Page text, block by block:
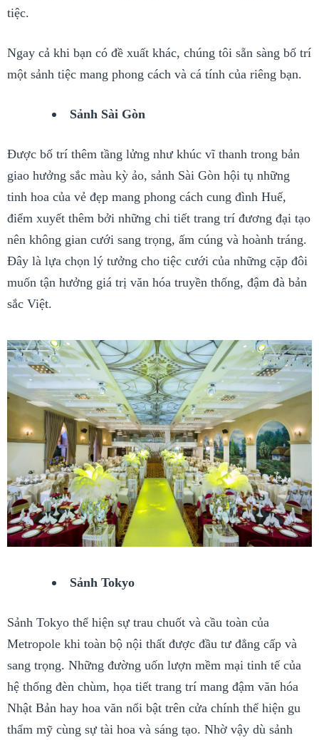
tiệc.
Ngay cả khi bạn có đề xuất khác, chúng tôi sẵn sàng bố trí
một sảnh tiệc mang phong cách và cá tính của riêng bạn.
Sảnh Sài Gòn
Được bố trí thêm tầng lửng như khúc vĩ thanh trong bản
giao hưởng sắc màu kỳ ảo, sảnh Sài Gòn hội tụ những
tinh hoa của vẻ đẹp mang phong cách cung đình Huế,
điểm xuyết thêm bởi những chi tiết trang trí đương đại tạo
nên không gian cưới sang trọng, ấm cúng và hoành tráng.
Đây là lựa chọn lý tưởng cho tiệc cưới của những cặp đôi
muốn tận hưởng giá trị văn hóa truyền thống, đậm đà bản
sắc Việt.
Sảnh Tokyo
Sảnh Tokyo thể hiện sự trau chuốt và cầu toàn của
Metropole khi toàn bộ nội thất được đầu tư đẳng cấp và
sang trọng. Những đường uốn lượn mềm mại tinh tế của
hệ thống đèn chùm, họa tiết trang trí mang đậm văn hóa
Nhật Bản hay hoa văn nổi bật trên cửa chính thể hiện gu
thẩm mỹ cùng sự tài hoa và sáng tạo. Nhờ vậy dù sảnh